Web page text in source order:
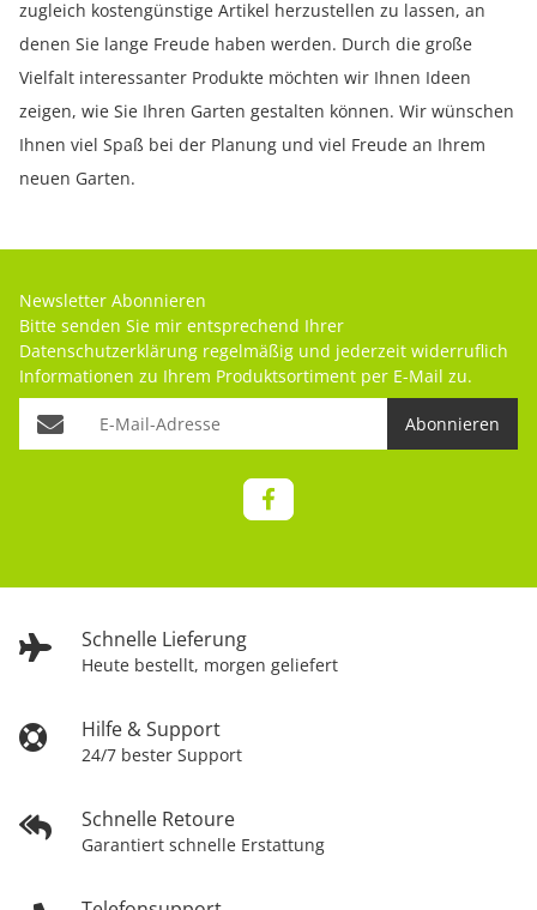
zugleich kostengünstige Artikel herzustellen zu lassen, an
denen Sie lange Freude haben werden. Durch die große
Vielfalt interessanter Produkte möchten wir Ihnen Ideen
zeigen, wie Sie Ihren Garten gestalten können. Wir wünschen
Ihnen viel Spaß bei der Planung und viel Freude an Ihrem
neuen Garten.
Schnelle Lieferung
Heute bestellt, morgen geliefert
Hilfe & Support
24/7 bester Support
Schnelle Retoure
Garantiert schnelle Erstattung
Newsletter Abonnieren
Bitte senden Sie mir entsprechend Ihrer
Datenschutzerklärung regelmäßig und jederzeit widerruflich
Informationen zu Ihrem Produktsortiment per E-Mail zu.
Abonnieren